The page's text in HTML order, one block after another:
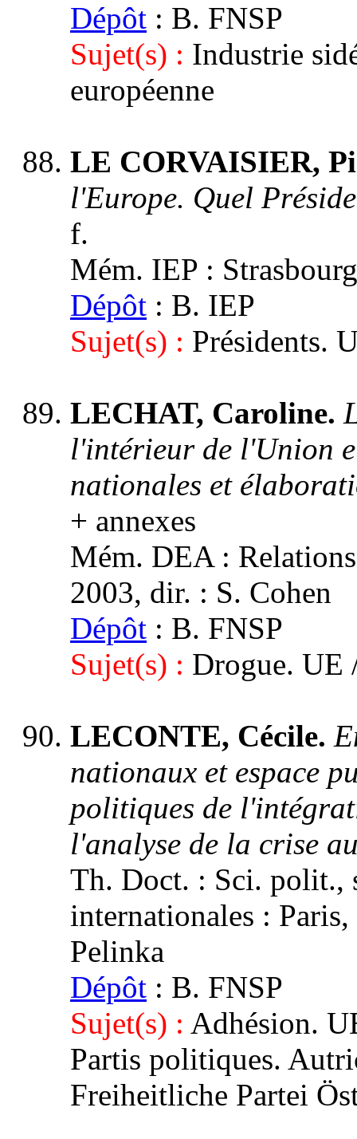
Dépôt : B. FNSP
Sujet(s) : Industrie
européenne
LE CORVAISIER,
l'Europe. Quel
f.
Mém. IEP :
Dépôt : B. IEP
Sujet(s) : Présidents.
LECHAT, Caroline.
l'intérieur de l'Union
nationales et
+ annexes
Mém. DEA :
2003, dir. : S. Cohen
Dépôt : B. FNSP
Sujet(s) : Drogue. UE
LECONTE, Cécile.
nationaux et espace
politiques de
l'analyse de la crise
Th. Doct. : Sci. polit.,
internationales :
Pelinka
Dépôt : B. FNSP
Sujet(s) : Adhésion.
Partis politiques.
Freiheitliche Partei